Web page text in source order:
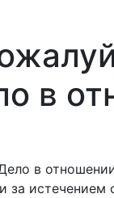
в
в
истечением